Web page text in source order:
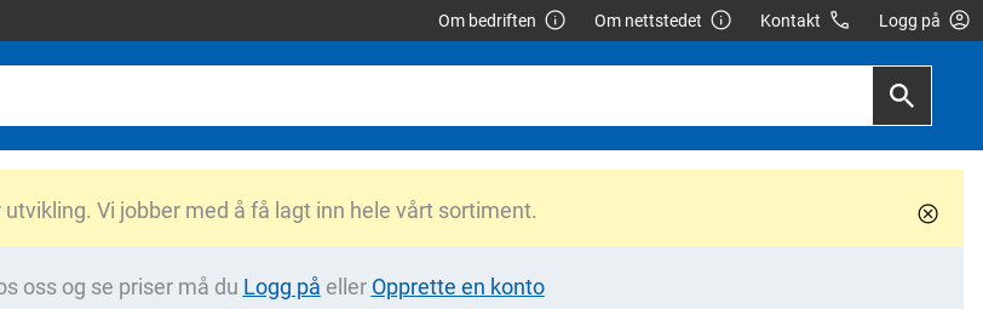
Om bedriften Om nettstedet Kontakt Logg på
Vi jobber med å få lagt inn hele vårt sortiment.
oss og se priser må du Logg på eller Opprette en konto